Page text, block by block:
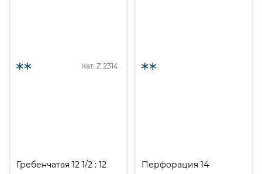
Кат. Z 2314
Гребенчатая 12 1/2 : 12 Перфорация 14